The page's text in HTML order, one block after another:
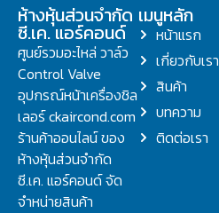
ห้างหุ้นส่วนจำกัด
ซี.เค. แอร์คอนด์
ศูนย์รวมอะไหล่ วาล์ว
Control Valve
อุปกรณ์หน้าเครื่องชิล
เลอร์ ckaircond.com
ร้านค้าออนไลน์ ของ
ห้างหุ้นส่วนจำกัด
ซี.เค. แอร์คอนด์ จัด
จำหน่ายสินค้า
เมนูหลัก
หน้าแรก
เกี่ยวกับเรา
สินค้า
บทความ
ติดต่อเรา